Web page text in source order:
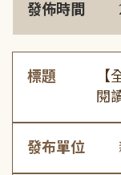
發佈時間
標題
閱
發布單位